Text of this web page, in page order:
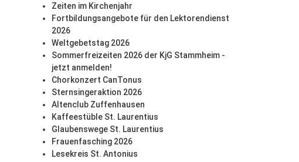
Zeiten im Kirchenjahr
Fortbildungsangebote für den Lektorendienst
2026
Weltgebetstag 2026
Sommerfreizeiten 2026 der KjG Stammheim -
jetzt anmelden!
Chorkonzert CanTonus
Sternsingeraktion 2026
Altenclub Zuffenhausen
Kaffeestüble St. Laurentius
Glaubenswege St. Laurentius
Frauenfasching 2026
Lesekreis St. Antonius